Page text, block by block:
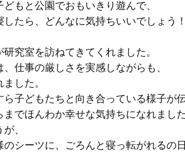
もと公園でおもいきり遊んで、
たら、どんなに気持ちいいでしょう！
究室を訪ねてきてくれました。
仕事の厳しさを実感しながらも、
ました。
子どもたちと向き合っている様子が
でほんわか幸せな気持ちになれました
、
シーツに、ごろんと寝っ転がれるの